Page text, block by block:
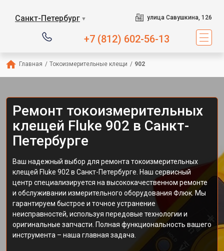
Санкт-Петербург ▼ улица Савушкина, 126
+7 (812) 602-56-13
Главная / Токоизмерительные клещи / 902
Ремонт токоизмерительных
клещей Fluke 902 в Санкт-
Петербурге
Ваш надежный выбор для ремонта токоизмерительных
клещей Fluke 902 в Санкт-Петербурге. Наш сервисный
центр специализируется на высококачественном ремонте
и обслуживании измерительного оборудования Флюк. Мы
гарантируем быстрое и точное устранение
неисправностей, используя передовые технологии и
оригинальные запчасти. Полная функциональность вашего
инструмента – наша главная задача.